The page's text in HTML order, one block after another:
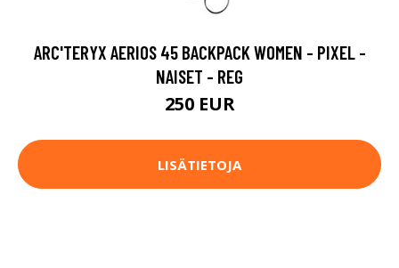
ARC'TERYX AERIOS 45 BACKPACK WOMEN - PIXEL -
NAISET - REG
250 EUR
LISÄTIETOJA